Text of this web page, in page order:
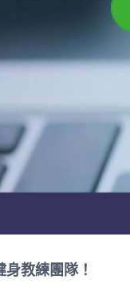
教練團隊！